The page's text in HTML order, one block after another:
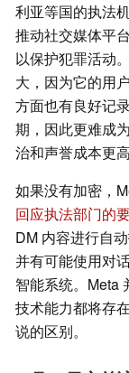
利亚等国的执法
推动社交媒体平
以保护犯罪活动
大，因为它的用
方面也有良好记
期，因此更难成
治和声誉成本更高
如果没有加密，
回应执法部门的要
DM 内容进行自
并有可能使用对
智能系统。Meta
技术能力都将存
说的区别。